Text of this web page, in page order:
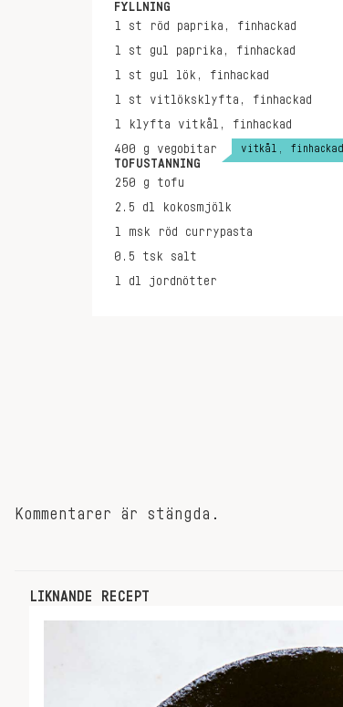
FYLLNING
1 st
röd paprika, finhackad
1 st
gul paprika, finhackad
1 st
gul lök, finhackad
1 st
vitlöksklyfta, finhackad
1
klyfta
vitkål, finhackad
400 g vegobitar vitkål, finhackad
TOFUSTANNING
250 g
tofu
2.5 dl
kokosmjölk
1 msk
röd currypasta
0.5 tsk
salt
1 dl jordnötter
Kommentarer är stängda.
LIKNANDE RECEPT